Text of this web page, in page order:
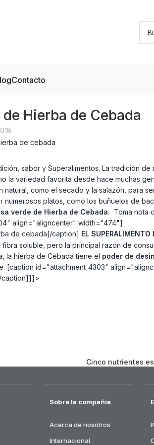
Contacto
Hierba de Cebada
sabor y Superalimentos. La tradición
la variedad favorita desde hace muchas
como el secado y la salazón, para
platos, como los buñuelos de
verde de Hierba de Cebada. Toma nota
align="aligncenter" width="474"]
de cebada[/caption] EL SUPERALIMENTO
soluble, pero la principal razón de
la hierba de Cebada tiene el poder de
[caption id="attachment_4303"
caption]]]>
Cinco nutrientes
Sobre la compañía
Acerca de nosotros
Internacional